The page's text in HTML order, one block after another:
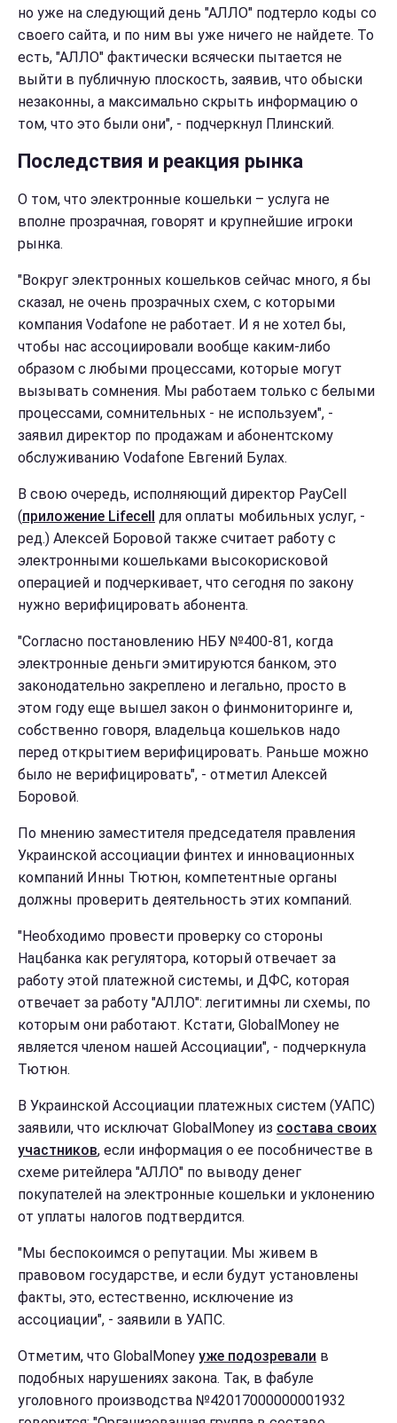
но уже на следующий день "АЛЛО" подтерло коды со
своего сайта, и по ним вы уже ничего не найдете. То
есть, "АЛЛО" фактически всячески пытается не
выйти в публичную плоскость, заявив, что обыски
незаконны, а максимально скрыть информацию о
том, что это были они", - подчеркнул Плинский.
Последствия и реакция рынка
О том, что электронные кошельки – услуга не
вполне прозрачная, говорят и крупнейшие игроки
рынка.
"Вокруг электронных кошельков сейчас много, я бы
сказал, не очень прозрачных схем, с которыми
компания Vodafone не работает. И я не хотел бы,
чтобы нас ассоциировали вообще каким-либо
образом с любыми процессами, которые могут
вызывать сомнения. Мы работаем только с белыми
процессами, сомнительных - не используем", -
заявил директор по продажам и абонентскому
обслуживанию Vodafone Евгений Булах.
В свою очередь, исполняющий директор PayCell
(приложение Lifecell для оплаты мобильных услуг, -
ред.) Алексей Боровой также считает работу с
электронными кошельками высокорисковой
операцией и подчеркивает, что сегодня по закону
нужно верифицировать абонента.
"Согласно постановлению НБУ №400-81, когда
электронные деньги эмитируются банком, это
законодательно закреплено и легально, просто в
этом году еще вышел закон о финмониторинге и,
собственно говоря, владельца кошельков надо
перед открытием верифицировать. Раньше можно
было не верифицировать", - отметил Алексей
Боровой.
По мнению заместителя председателя правления
Украинской ассоциации финтех и инновационных
компаний Инны Тютюн, компетентные органы
должны проверить деятельность этих компаний.
"Необходимо провести проверку со стороны
Нацбанка как регулятора, который отвечает за
работу этой платежной системы, и ДФС, которая
отвечает за работу "АЛЛО": легитимны ли схемы, по
которым они работают. Кстати, GlobalMoney не
является членом нашей Ассоциации", - подчеркнула
Тютюн.
В Украинской Ассоциации платежных систем (УАПС)
заявили, что исключат GlobalMoney из состава своих
участников, если информация о ее пособничестве в
схеме ритейлера "АЛЛО" по выводу денег
покупателей на электронные кошельки и уклонению
от уплаты налогов подтвердится.
"Мы беспокоимся о репутации. Мы живем в
правовом государстве, и если будут установлены
факты, это, естественно, исключение из
ассоциации", - заявили в УАПС.
Отметим, что GlobalMoney уже подозревали в
подобных нарушениях закона. Так, в фабуле
уголовного производства №42017000000001932